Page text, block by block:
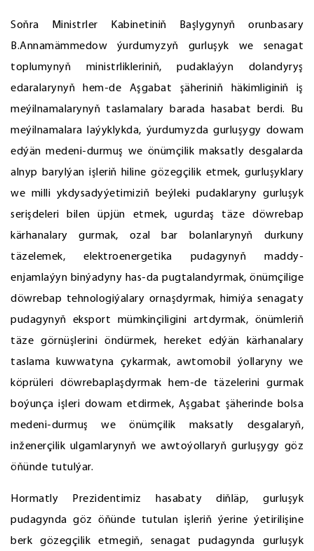
Soňra Ministrler Kabinetiniň Başlygynyň orunbasary
B.Annamämmedow ýurdumyzyň gurluşyk we senagat
toplumynyň ministrlikleriniň, pudaklaýyn dolandyryş
edaralarynyň hem-de Aşgabat şäheriniň häkimliginiň iş
meýilnamalarynyň taslamalary barada hasabat berdi. Bu
meýilnamalara laýyklykda, ýurdumyzda gurluşygy dowam
edýän medeni-durmuş we önümçilik maksatly desgalarda
alnyp barylýan işleriň hiline gözegçilik etmek, gurluşyklary
we milli ykdysadyýetimiziň beýleki pudaklaryny gurluşyk
serişdeleri bilen üpjün etmek, ugurdaş täze döwrebap
kärhanalary gurmak, ozal bar bolanlarynyň durkuny
täzelemek, elektroenergetika pudagynyň maddy-
enjamlaýyn binýadyny has-da pugtalandyrmak, önümçilige
döwrebap tehnologiýalary ornaşdyrmak, himiýa senagaty
pudagynyň eksport mümkinçiligini artdyrmak, önümleriň
täze görnüşlerini öndürmek, hereket edýän kärhanalary
taslama kuwwatyna çykarmak, awtomobil ýollaryny we
köprüleri döwrebaplaşdyrmak hem-de täzelerini gurmak
boýunça işleri dowam etdirmek, Aşgabat şäherinde bolsa
medeni-durmuş we önümçilik maksatly desgalaryň,
inženerçilik ulgamlarynyň we awtoýollaryň gurluşygy göz
öňünde tutulýar.
Hormatly Prezidentimiz hasabaty diňläp, gurluşyk
pudagynda göz öňünde tutulan işleriň ýerine ýetirilişine
berk gözegçilik etmegiň, senagat pudagynda gurluşyk